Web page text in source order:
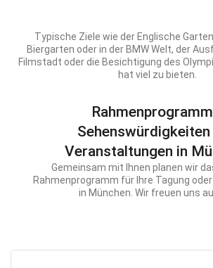
Typische Ziele wie der Englische
Biergarten oder in der BMW Welt, der
Filmstadt oder die Besichtigung des
hat viel zu bieten.
Sehenswürdigkeiten
Veranstaltungen in
Gemeinsam mit Ihnen planen wir
Rahmenprogramm für Ihre Tagung
in München. Wir freuen uns